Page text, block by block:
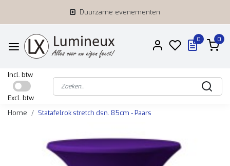
Duurzame evenementen
0 0
Incl. btw
Excl. btw
Home
Statafelrok stretch dsn. 85cm - Paars